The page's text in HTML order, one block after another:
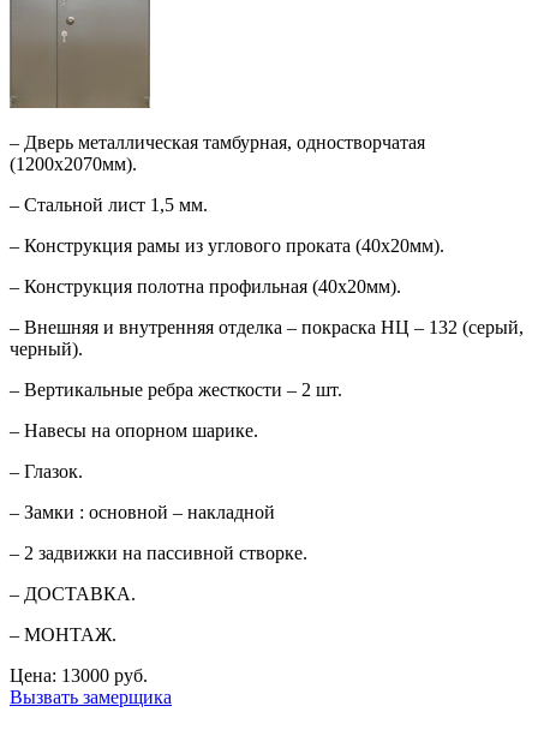
– Дверь металлическая тамбурная, одностворчатая
(1200х2070мм).
– Стальной лист 1,5 мм.
– Конструкция рамы из углового проката (40х20мм).
– Конструкция полотна профильная (40х20мм).
– Внешняя и внутренняя отделка – покраска НЦ – 132 (серый,
черный).
– Вертикальные ребра жесткости – 2 шт.
– Навесы на опорном шарике.
– Глазок.
– Замки : основной – накладной
– 2 задвижки на пассивной створке.
– ДОСТАВКА.
– МОНТАЖ.
Цена: 13000 руб.
Вызвать замерщика